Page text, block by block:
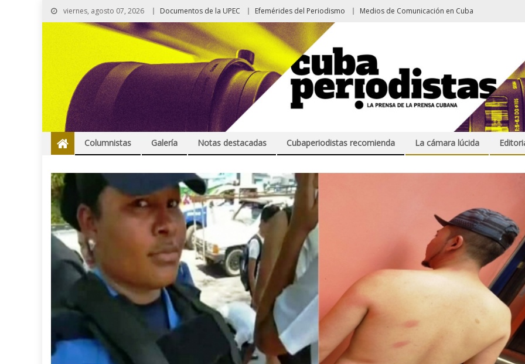
viernes, agosto 07, 2026 Documentos de la UPEC Efemérides del Periodismo Medios de Comunicación en Cuba
Columnistas Galería Notas destacadas Cubaperiodistas recomienda La cámara lúcida